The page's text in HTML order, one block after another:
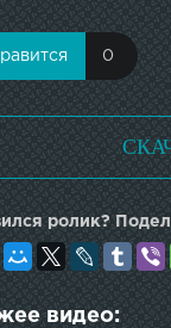
0
ролик?
видео: